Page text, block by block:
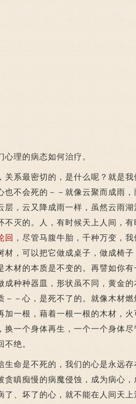
理的病态如何治疗。
最密切的，是什么呢？就是我
不会死的－－就像云聚而成雨，
，云又降成雨一样，虽然云雨湖
灭的。人，有时候天上人间，有
回
，尽管马腹牛胎，千种万变，我
材，可以把它做成桌子，做成椅子
材的本质是不变的。再譬如你有
种种器皿，形状虽不同，黄金的
－－心，是死不了的。就像木材燃
一根，藉着一根一根的木材，火
一个身体再生，一个一个身体尽
不绝。
生命是不死的，我们的心是永远存
瞋痴慢的病魔侵蚀，成为病心，
了、坏了的心，就不能在人间天上